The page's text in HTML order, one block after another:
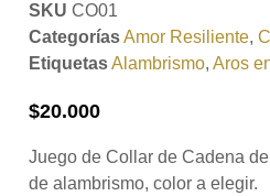
SKU CO01
CategoríasAmor Resiliente,
EtiquetasAlambrismo, Aros
$20.000
Juego de Collar de Cadena
de alambrismo, color a elegir.